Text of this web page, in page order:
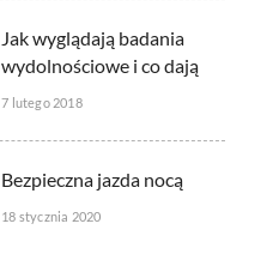
Jak wyglądają badania
wydolnościowe i co dają
7 lutego 2018
Bezpieczna jazda nocą
18 stycznia 2020